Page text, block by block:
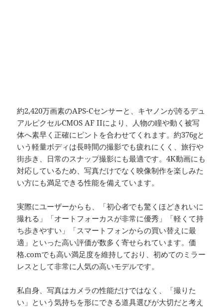
約2,420万画素のAPS-Cセンサーと、キヤノンが誇るデュ
アルピクセルCMOS AF IIにより、人物の瞳や動く被写
体へ素早く正確にピントを合わせてくれます。約376gと
いう軽量ボディは長時間の撮影でも疲れにくく、旅行や
街歩き、日常のスナップ撮影にも最適です。4K動画にも
対応しているため、写真だけでなく映像制作を楽しみた
い方にも満足できる性能を備えています。
実際にユーザーからも、「初心者でも驚くほどきれいに
撮れる」「オートフォーカスが非常に優秀」「軽くて持
ち歩きやすい」「スマートフォンからの買い替えに最
適」といった高い評価が数多く寄せられています。価
格.comでも高い満足度を維持しており、初めてのミラー
レスとして非常に人気の高いモデルです。
私自身、写真はカメラの性能だけではなく、「撮りた
い」という気持ちを形にできる道具選びが大切だと考え